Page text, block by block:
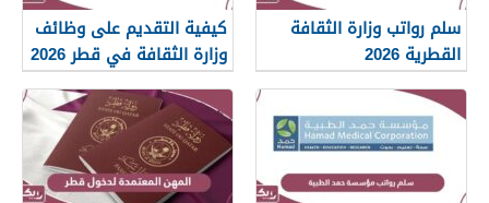
سلم رواتب وزارة الثقافة
القطرية 2026
كيفية التقديم على وظائف
وزارة الثقافة في قطر 2026